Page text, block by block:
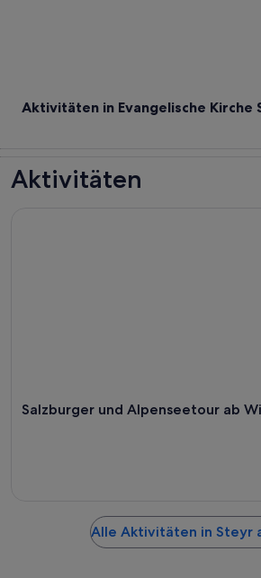
Aktivitäten in Evangelische Kirche
Aktivitäten
Salzburger und Alpenseetour ab
Alle Aktivitäten in Steyr